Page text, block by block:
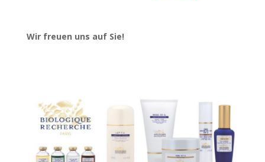
Wir freuen uns auf Sie!